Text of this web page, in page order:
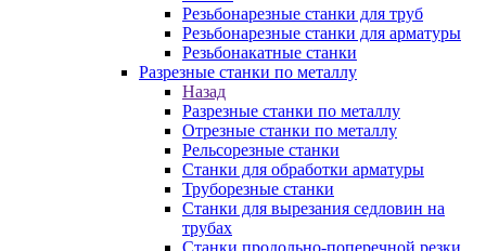
Резьбонарезные станки для труб
Резьбонарезные станки для арматуры
Резьбонакатные станки
Разрезные станки по металлу
Назад
Разрезные станки по металлу
Отрезные станки по металлу
Рельсорезные станки
Станки для обработки арматуры
Труборезные станки
Станки для вырезания седловин на
трубаx
Станки продольно-поперечной резки